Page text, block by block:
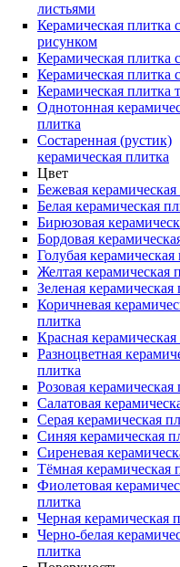
листьями
Керамическая плитка с
рисунком
Керамическая плитка
Керамическая плитка
Керамическая плитка
Однотонная
плитка
Состаренная (рустик)
керамическая плитка
Цвет
Бежевая
Белая керамическая
Бирюзовая
Бордовая
Голубая керамическая
Желтая керамическая
Зеленая керамическая
Коричневая
плитка
Красная
Разноцветная
плитка
Розовая керамическая
Салатовая
Серая керамическая
Синяя керамическая
Сиреневая
Тёмная керамическая
Фиолетовая
плитка
Черная керамическая
Черно-белая
плитка